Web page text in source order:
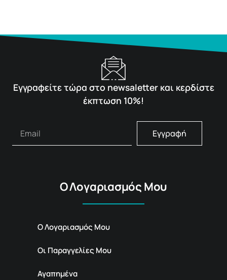
Εγγραφείτε τώρα στο newsaletter και κερδίστε
έκπτωση 10%!
Εγγραφή
Ο Λογαριασμός Μου
Ο Λογαριασμός Μου
Οι Παραγγελίες Μου
Αγαπημένα